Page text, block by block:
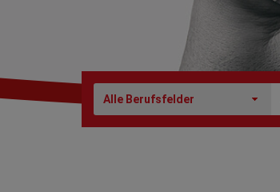
Alle Berufsfelder